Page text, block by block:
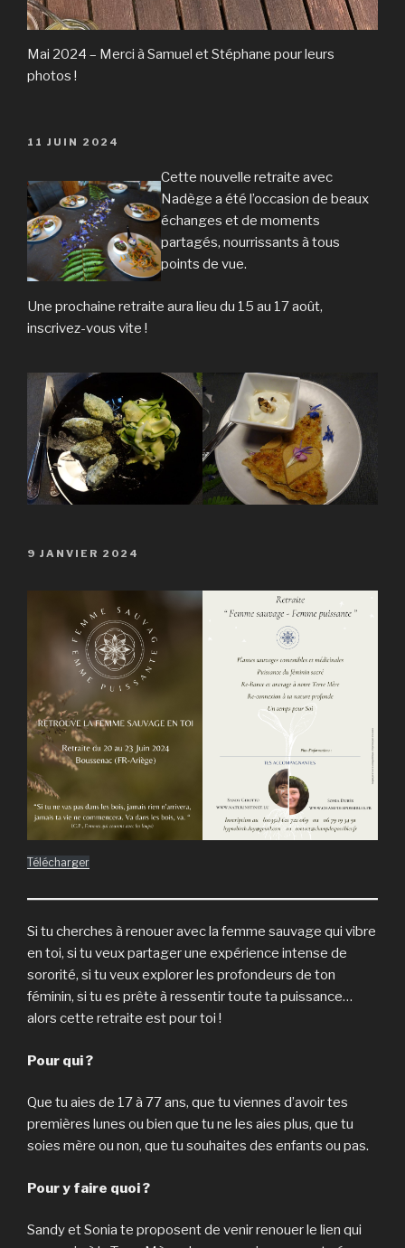
Mai 2024 – Merci à Samuel et Stéphane pour leurs
photos !
PUBLIÉ
11 JUIN 2024
Cette nouvelle retraite avec
Nadège a été l’occasion de beaux
échanges et de moments
partagés, nourrissants à tous
points de vue.
Une prochaine retraite aura lieu du 15 au 17 août,
inscrivez-vous vite !
PUBLIÉ
9 JANVIER 2024
Télécharger
Si tu cherches à renouer avec la femme sauvage qui vibre
en toi, si tu veux partager une expérience intense de
sororité, si tu veux explorer les profondeurs de ton
féminin, si tu es prête à ressentir toute ta puissance…
alors cette retraite est pour toi !
Pour qui ?
Que tu aies de 17 à 77 ans, que tu viennes d’avoir tes
premières lunes ou bien que tu ne les aies plus, que tu
soies mère ou non, que tu souhaites des enfants ou pas.
Pour y faire quoi ?
Sandy et Sonia te proposent de venir renouer le lien qui